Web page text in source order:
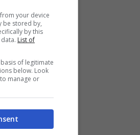
your device
be stored by,
by this
List of
of legitimate
below. Look
manage or